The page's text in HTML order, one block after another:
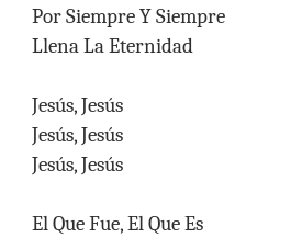
Por Siempre Y Siempre
Llena La Eternidad
Jesús, Jesús
Jesús, Jesús
Jesús, Jesús
El Que Fue, El Que Es